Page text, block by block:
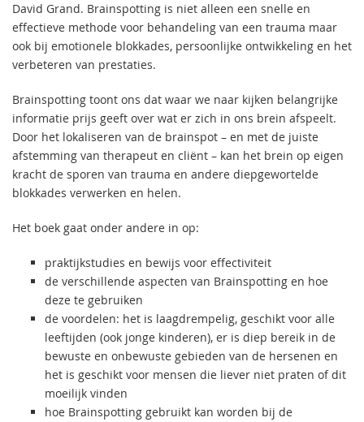
David Grand. Brainspotting is niet alleen een snelle en
effectieve methode voor behandeling van een trauma maar
ook bij emotionele blokkades, persoonlijke ontwikkeling en het
verbeteren van prestaties.
Brainspotting toont ons dat waar we naar kijken belangrijke
informatie prijs geeft over wat er zich in ons brein afspeelt.
Door het lokaliseren van de brainspot – en met de juiste
afstemming van therapeut en cliënt – kan het brein op eigen
kracht de sporen van trauma en andere diepgewortelde
blokkades verwerken en helen.
Het boek gaat onder andere in op:
praktijkstudies en bewijs voor effectiviteit
de verschillende aspecten van Brainspotting en hoe
deze te gebruiken
de voordelen: het is laagdrempelig, geschikt voor alle
leeftijden (ook jonge kinderen), er is diep bereik in de
bewuste en onbewuste gebieden van de hersenen en
het is geschikt voor mensen die liever niet praten of dit
moeilijk vinden
hoe Brainspotting gebruikt kan worden bij de